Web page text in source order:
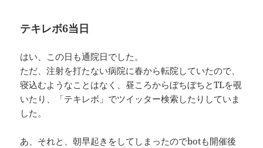
テキレボ6当日
はい、この日も通院日でした。
ただ、注射を打たない病院に春から転院していたので、
寝込むようなことはなく、昼ころからぼちぼちとTLを覗
いたり、「テキレボ」でツイッター検索したりしていま
した。
あ、それと、朝早起きをしてしまったのでbotも開催後